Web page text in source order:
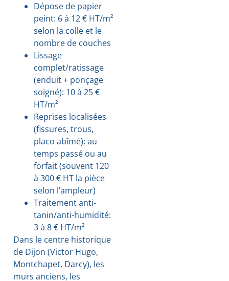
Dépose de papier
peint: 6 à 12 € HT/m²
selon la colle et le
nombre de couches
Lissage
complet/ratissage
(enduit + ponçage
soigné): 10 à 25 €
HT/m²
Reprises localisées
(fissures, trous,
placo abîmé): au
temps passé ou au
forfait (souvent 120
à 300 € HT la pièce
selon l’ampleur)
Traitement anti-
tanin/anti-humidité:
3 à 8 € HT/m²
Dans le centre historique
de Dijon (Victor Hugo,
Montchapet, Darcy), les
murs anciens, les